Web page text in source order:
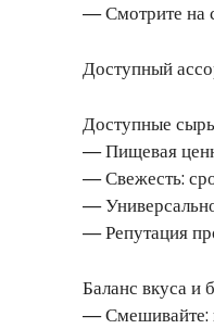
— Смотрите на
Доступный
Доступные
— Пищевая
— Свежесть:
—
— Репутация
Баланс вкуса и
— Смешивайте: